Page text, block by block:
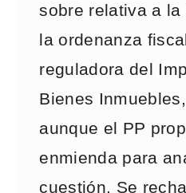
sobre relativa a
la ordenanza
reguladora del
Bienes
aunque el PP
enmienda para
cuestión. Se